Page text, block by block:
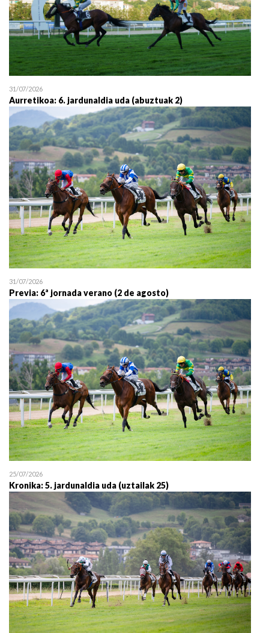
31/07/2026
Aurretikoa: 6. jardunaldia uda (abuztuak 2)
31/07/2026
Previa: 6ª jornada verano (2 de agosto)
25/07/2026
Kronika: 5. jardunaldia uda (uztailak 25)